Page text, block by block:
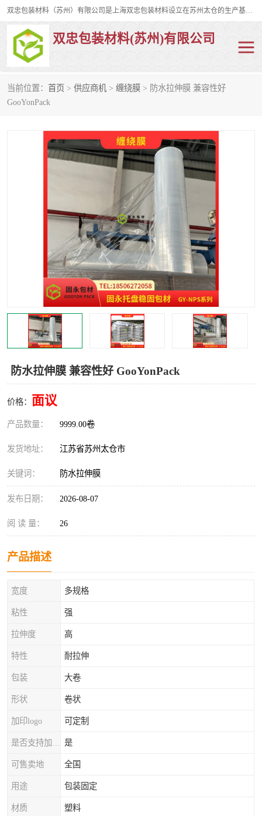
双忠包装材料（苏州）有限公司是上海双忠包装材料设立在苏州太仓的生产基地，占地约2万平米，产品主要有打孔缠绕膜，拉伸蜂窝纸，集装箱充气袋，滑托板，打包带，裹包网兜，防滑纸等箱体和托盘的运输和保护性包材。固永包材®，GooYon Pack®，是我们保护性包装材料的专属品牌。
双忠包装材料(苏州)有限公司
当前位置： 首页 > 供应商机 > 缠绕膜 > 防水拉伸膜 兼容性好
GooYonPack
防水拉伸膜 兼容性好 GooYonPack
价格： 面议
产品数量： 9999.00卷
发货地址： 江苏省苏州太仓市
关键词： 防水拉伸膜
发布日期： 2026-08-07
阅 读 量： 26
产品描述
宽度 多规格
粘性 强
拉伸度 高
特性 耐拉伸
包装 大卷
形状 卷状
加印logo 可定制
是
可售卖地 全国
用途 包装固定
材质 塑料
打孔缠绕膜
裹包网兜 纤维打包带
充气袋
缠绕膜
托盘裹包网兜
托盘捆绑带